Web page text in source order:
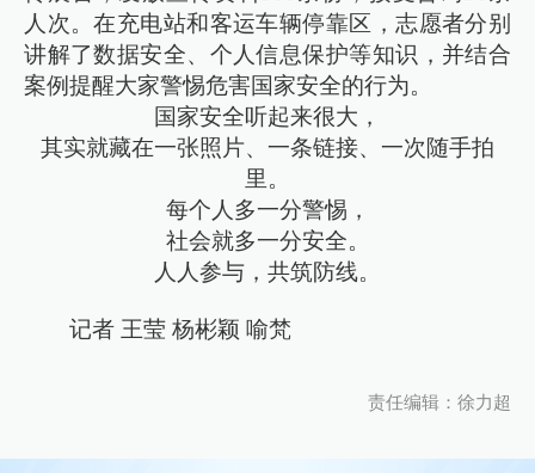
人次。在充电站和客运车辆停靠区，志愿者分别
讲解了数据安全、个人信息保护等知识，并结合
案例提醒大家警惕危害国家安全的行为。
国家安全听起来很大，
其实就藏在一张照片、一条链接、一次随手拍
里。
每个人多一分警惕，
社会就多一分安全。
人人参与，共筑防线。
记者 王莹 杨彬颖 喻梵
责任编辑：徐力超